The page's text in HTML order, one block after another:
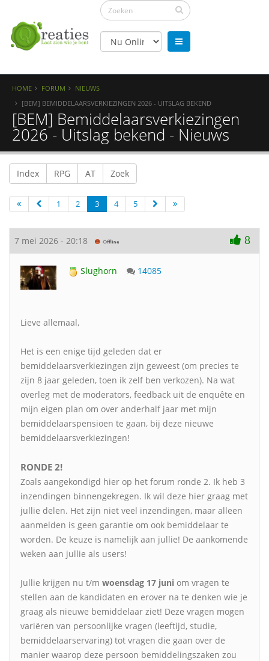
HOME FORUM
NIEUWS
[BEM] BEMIDDELAARSVERKIEZINGEN 2026 - UITSLAG BEKEND
[BEM] Bemiddelaarsverkiezingen
2026 - Uitslag bekend - Nieuws
Index RPG AT Zoek
1 2 3 4 5
7 mei 2026 - 20:18 8
Slughorn 14085
Lieve allemaal,
Het is een enige tijd geleden dat er
bemiddelaarsverkiezingen zijn geweest (om precies te
zijn 8 jaar geleden, toen ik zelf ben verkozen). Na wat
overleg met de moderators, feedback uit de enquête en
mijn eigen plan om over anderhalf jaar met mijn
bemiddelaarspensioen te gaan, bij deze nieuwe
bemiddelaarsverkiezingen!
RONDE 2!
Zoals aangekondigd hier op het forum ronde 2. Ik heb 3
inzendingen binnengekregen. Ik wil deze hier graag met
jullie delen. Het zijn niet veel inzendingen, maar alleen
aanmelden is geen garantie om ook bemiddelaar te
worden. De keuze is namelijk aan jullie! De aankomende
weken aan jullie als users!
Jullie krijgen nu t/m woensdag 17 juni om vragen te
stellen aan de kandidaten en erover na te denken wie je
graag als nieuwe bemiddelaar ziet! Deze vragen mogen
variëren van persoonlijke vragen (leeftijd, studie,
bemiddelaarservaring) tot vragen die gaan over de
manier waarop deze persoon bemiddelingszaken zou